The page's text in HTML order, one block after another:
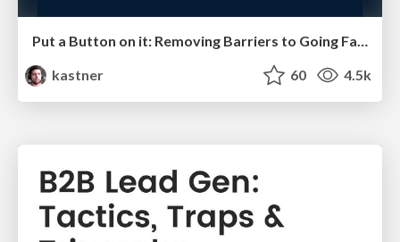
Put a Button on it: Removing Barriers to Going Fast.
kastner
60 4.5k